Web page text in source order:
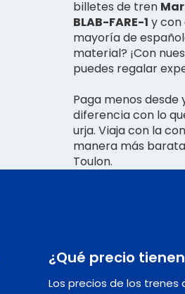
billetes de tren
BLAB-FARE-1 y con
mayoría de
material? ¡Con
puedes regalar
Paga menos
diferencia con lo
urja. Viaja con la
manera más
Toulon.
¿Qué precio
Los precios de los trenes